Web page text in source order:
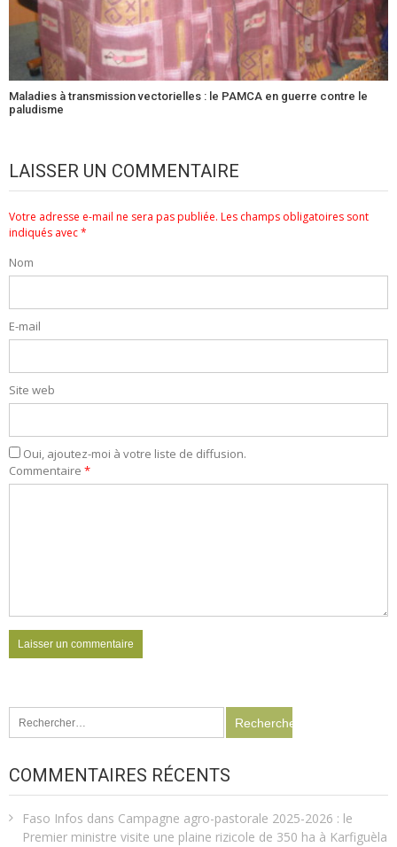
Maladies à transmission vectorielles : le PAMCA en guerre contre le
paludisme
LAISSER UN COMMENTAIRE
Votre adresse e-mail ne sera pas publiée. Les champs obligatoires sont
indiqués avec*
Nom
E-mail
Site web
Oui, ajoutez-moi à votre liste de diffusion.
Commentaire *
COMMENTAIRES RÉCENTS
Faso Infos dans Campagne agro-pastorale 2025-2026 : le
Premier ministre visite une plaine rizicole de 350 ha à Karfiguèla